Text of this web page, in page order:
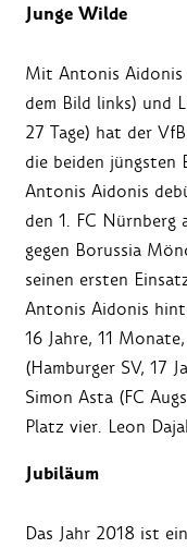
Junge Wilde
Mit Antonis Aidonis
dem Bild links) und
27 Tage) hat der
die beiden jüngsten
Antonis Aidonis
den 1. FC Nürnberg
gegen Borussia
seinen ersten
Antonis Aidonis
16 Jahre, 11
(Hamburger SV, 17
Simon Asta (FC
Platz vier. Leon
Jubiläum
Das Jahr 2018 ist